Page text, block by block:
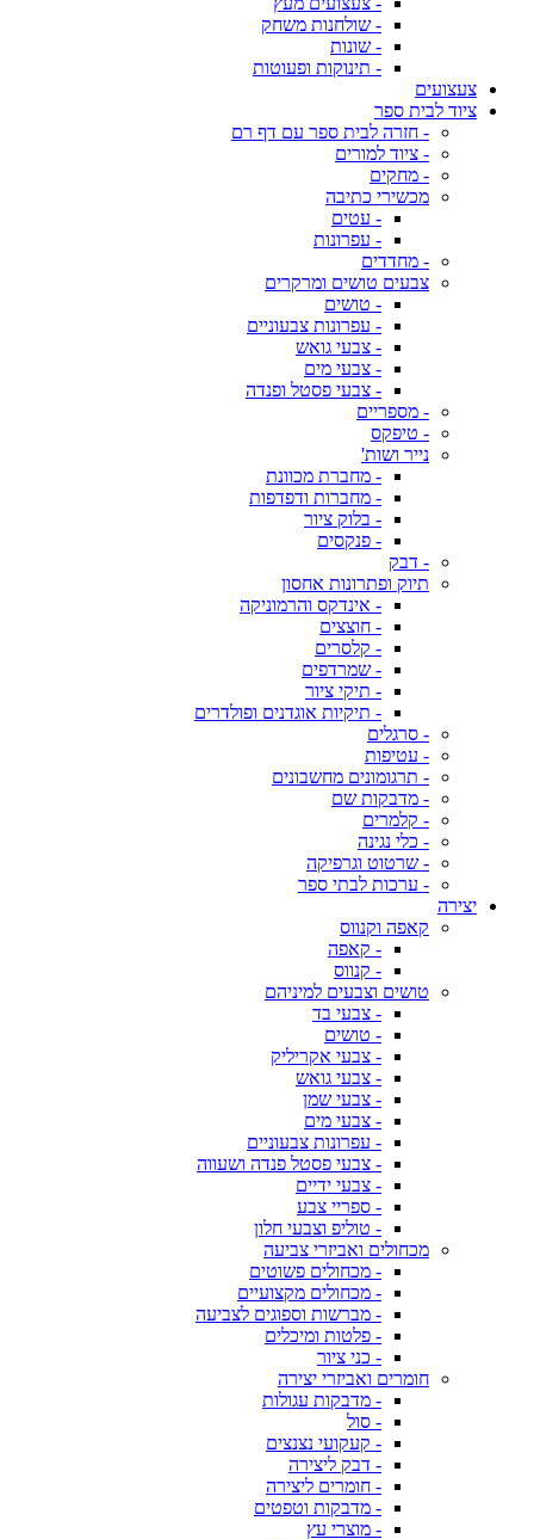
- שולחנות משחק
- שונות
- תינוקות ופעוטות
צעצועים
ציוד לבית ספר
- חזרה לבית ספר עם דף רם
- ציוד למורים
- מחקים
מכשירי כתיבה
- עטים
- עפרונות
- מחדדים
צבעים טושים ומרקרים
- טושים
- עפרונות צבעוניים
- צבעי גואש
- צבעי מים
- צבעי פסטל ופנדה
- מספריים
- טיפקס
נייר ושות'
- מחברת מכוונת
- מחברות ודפדפות
- בלוק ציור
- פנקסים
- דבק
תיוק ופתרונות אחסון
- אינדקס והרמוניקה
- חוצצים
- קלסרים
- שמרדפים
- תיקי ציור
- תיקיות אוגדנים ופולדרים
- סרגלים
- עטיפות
- תרגומונים מחשבונים
- מדבקות שם
- קלמרים
- כלי נגינה
- שרטוט וגרפיקה
- ערכות לבתי ספר
יצירה
קאפה וקנווס
- קאפה
- קנווס
טושים וצבעים למיניהם
- צבעי בד
- טושים
- צבעי אקריליק
- צבעי גואש
- צבעי שמן
- צבעי מים
- עפרונות צבעוניים
- צבעי פסטל פנדה ושעווה
- צבעי ידיים
- ספריי צבע
- טוליפ וצבעי חלון
מכחולים ואביזרי צביעה
- מכחולים פשוטים
- מכחולים מקצועיים
- מברשות וספוגים לצביעה
- פלטות ומיכלים
- כני ציור
חומרים ואביזרי יצירה
- מדבקות עגולות
- סול
- קעקועי נצנצים
- דבק ליצירה
- חומרים ליצירה
- מדבקות וטפטים
- מוצרי עץ